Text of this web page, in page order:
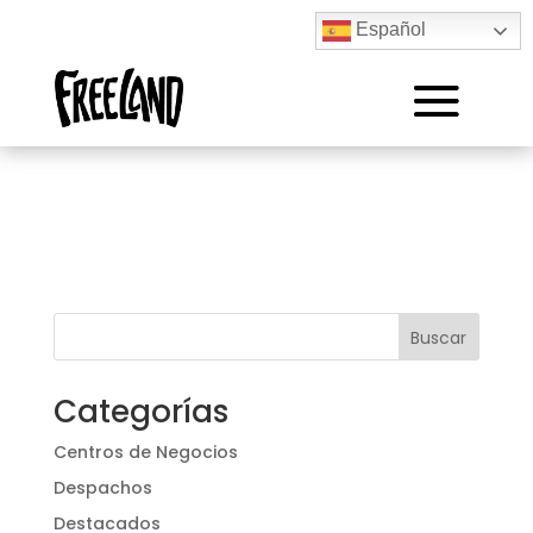
Español
Buscar
Categorías
Centros de Negocios
Despachos
Destacados